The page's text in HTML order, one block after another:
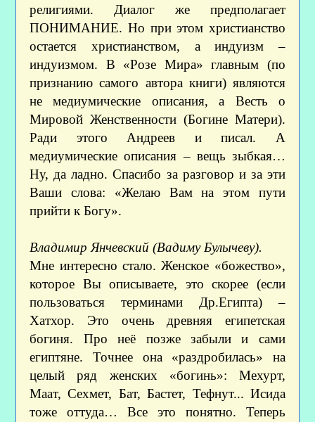
религиями. Диалог же предполагает
ПОНИМАНИЕ. Но при этом христианство
остается христианством, а индуизм –
индуизмом. В «Розе Мира» главным (по
признанию самого автора книги) являются
не медиумические описания, а Весть о
Мировой Женственности (Богине Матери).
Ради этого Андреев и писал. А
медиумические описания – вещь зыбкая…
Ну, да ладно. Спасибо за разговор и за эти
Ваши слова: «Желаю Вам на этом пути
прийти к Богу».
Владимир Янчевский (Вадиму Булычеву).
Мне интересно стало. Женское «божество»,
которое Вы описываете, это скорее (если
пользоваться терминами Др.Египта) –
Хатхор. Это очень древняя египетская
богиня. Про неё позже забыли и сами
египтяне. Точнее она «раздробилась» на
целый ряд женских «богинь»: Мехурт,
Маат, Сехмет, Бат, Бастет, Тефнут... Исида
тоже оттуда… Все это понятно. Теперь